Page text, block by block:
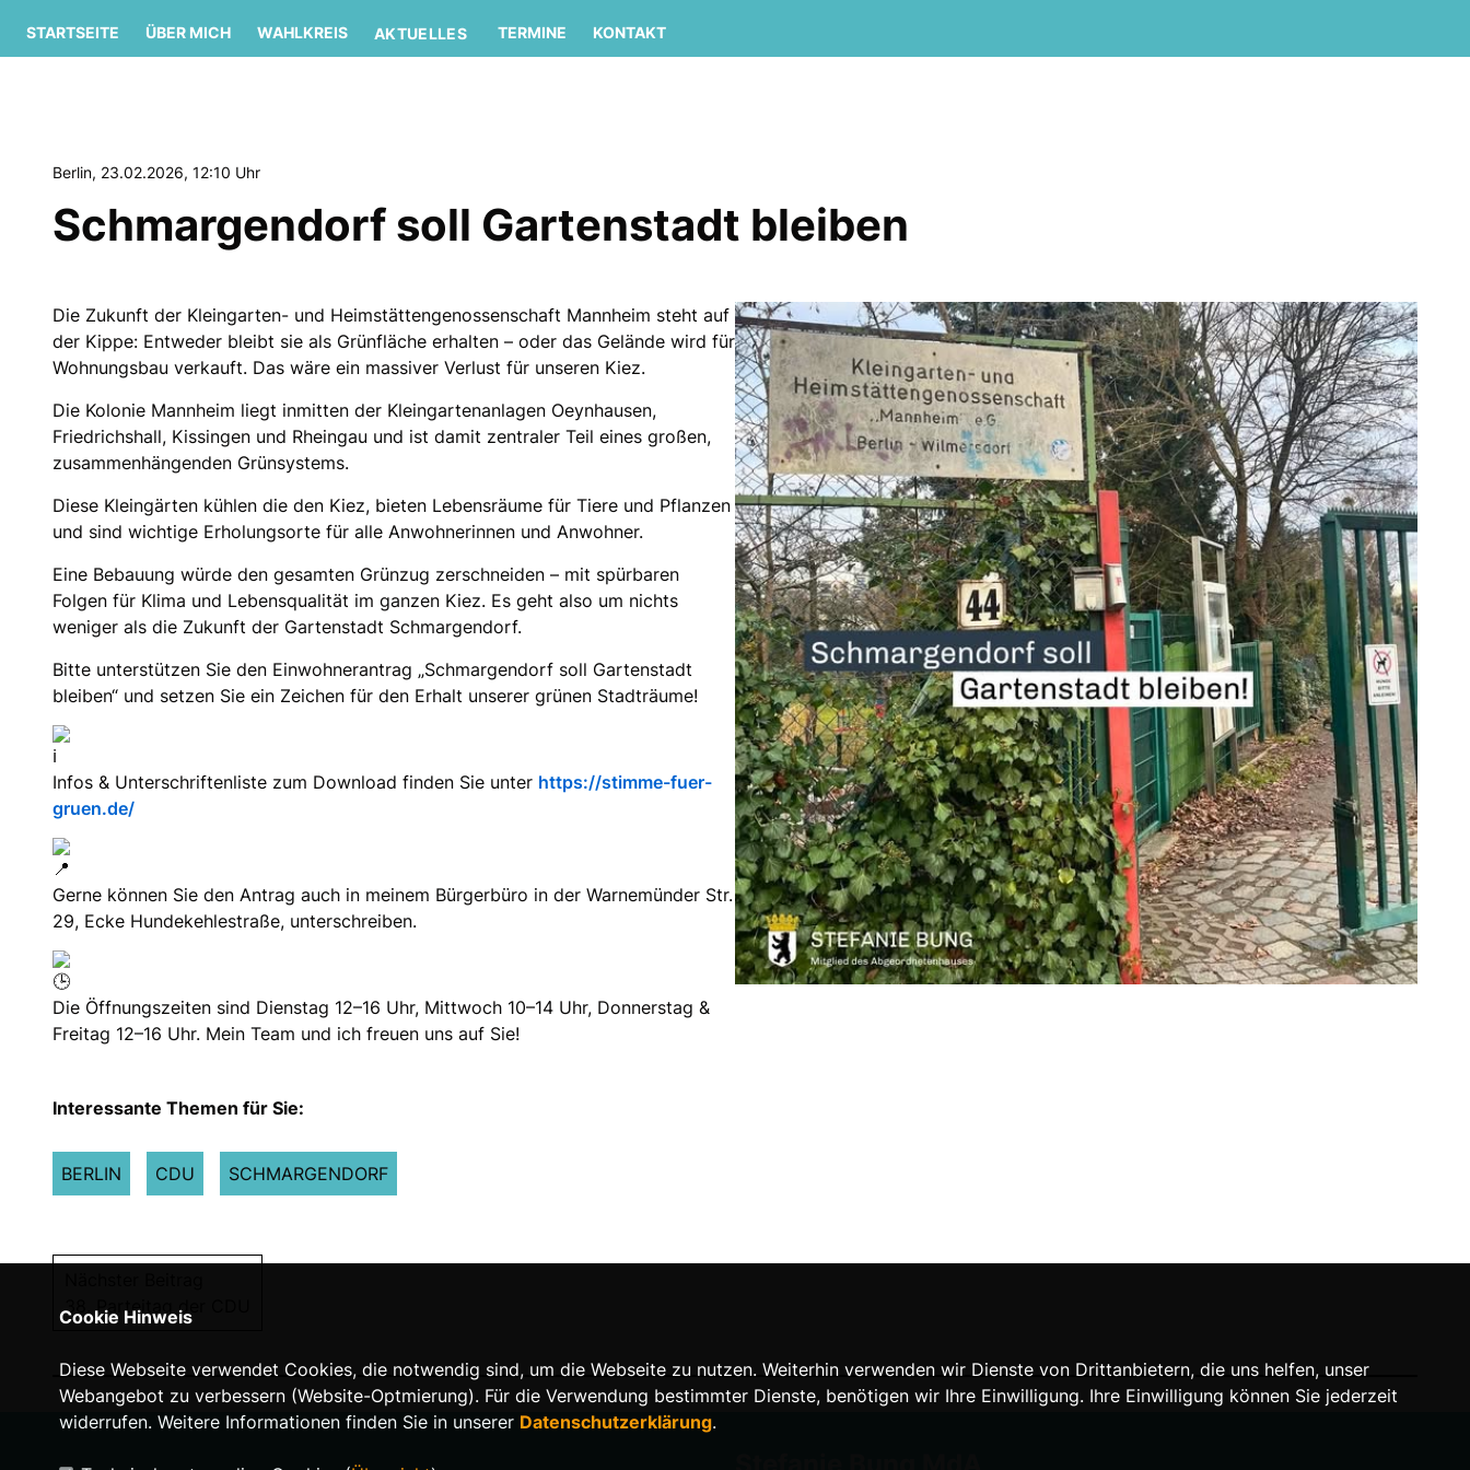
STARTSEITE ÜBER MICH WAHLKREIS AKTUELLES TERMINE KONTAKT
Berlin, 23.02.2026, 12:10 Uhr
Schmargendorf soll Gartenstadt bleiben
Die Zukunft der Kleingarten- und Heimstättengenossenschaft Mannheim steht auf
der Kippe: Entweder bleibt sie als Grünfläche erhalten – oder das Gelände wird für
Wohnungsbau verkauft. Das wäre ein massiver Verlust für unseren Kiez.
Die Kolonie Mannheim liegt inmitten der Kleingartenanlagen Oeynhausen,
Friedrichshall, Kissingen und Rheingau und ist damit zentraler Teil eines großen,
zusammenhängenden Grünsystems.
Diese Kleingärten kühlen die den Kiez, bieten Lebensräume für Tiere und Pflanzen
und sind wichtige Erholungsorte für alle Anwohnerinnen und Anwohner.
Eine Bebauung würde den gesamten Grünzug zerschneiden – mit spürbaren
Folgen für Klima und Lebensqualität im ganzen Kiez. Es geht also um nichts
weniger als die Zukunft der Gartenstadt Schmargendorf.
Bitte unterstützen Sie den Einwohnerantrag „Schmargendorf soll Gartenstadt
bleiben“ und setzen Sie ein Zeichen für den Erhalt unserer grünen Stadträume!
Infos & Unterschriftenliste zum Download finden Sie unter https://stimme-fuer-
gruen.de/
Gerne können Sie den Antrag auch in meinem Bürgerbüro in der Warnemünder Str.
29, Ecke Hundekehlestraße, unterschreiben.
Die Öffnungszeiten sind Dienstag 12–16 Uhr, Mittwoch 10–14 Uhr, Donnerstag &
Freitag 12–16 Uhr. Mein Team und ich freuen uns auf Sie!
Interessante Themen für Sie:
BERLIN CDU SCHMARGENDORF
38. Parteitag der CDU
Cookie Hinweis
Diese Webseite verwendet Cookies, die notwendig sind, um die Webseite zu nutzen. Weiterhin verwenden wir Dienste von Drittanbietern, die uns helfen, unser
Webangebot zu verbessern (Website-Optmierung). Für die Verwendung bestimmter Dienste, benötigen wir Ihre Einwilligung. Ihre Einwilligung können Sie jederzeit
widerrufen. Weitere Informationen finden Sie in unserer Datenschutzerklärung.